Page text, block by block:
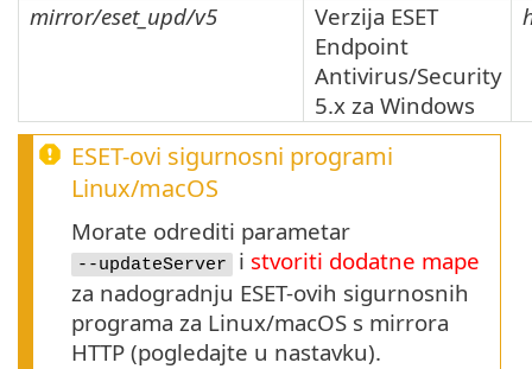
mirror/eset_upd/v5 Verzija ESET
Endpoint
Antivirus/Security
5.x za Windows
ESET-ovi sigurnosni programi
Linux/macOS
Morate odrediti parametar
--updateServer i stvoriti dodatne mape
za nadogradnju ESET-ovih sigurnosnih
programa za Linux/macOS s mirrora
HTTP (pogledajte u nastavku).